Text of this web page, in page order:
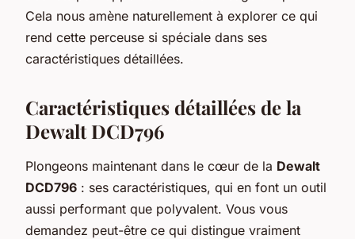
Cela nous amène naturellement à explorer ce qui
rend cette perceuse si spéciale dans ses
caractéristiques détaillées.
Caractéristiques détaillées de la
Dewalt DCD796
Plongeons maintenant dans le cœur de la Dewalt
DCD796 : ses caractéristiques, qui en font un outil
aussi performant que polyvalent. Vous vous
demandez peut-être ce qui distingue vraiment